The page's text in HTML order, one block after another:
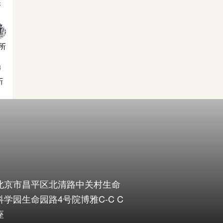
京市昌平区北清路中关村生命
学园生命园路4号院博雅C-C C